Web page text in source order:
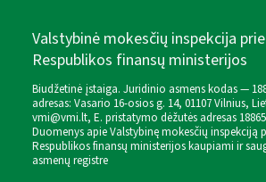
Valstybinė mokesčių inspekcija
Respublikos finansų ministerijos
Biudžetinė įstaiga. Juridinio asmens kodas —
adresas: Vasario 16-osios g. 14, 01107 Vilnius,
vmi@vmi.lt, E. pristatymo dėžutės adresas
Duomenys apie Valstybinę mokesčių inspekciją
Respublikos finansų ministerijos kaupiami ir
asmenų registre